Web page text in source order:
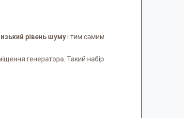
рівень шумуі тим самим
генератора. Такий набір